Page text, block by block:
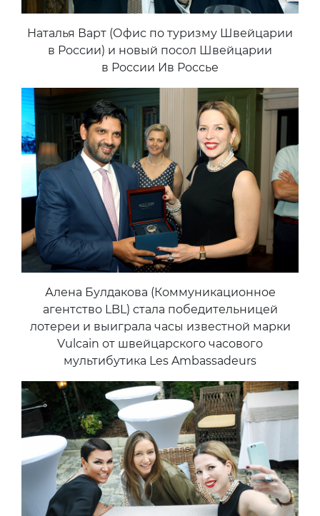
Наталья Варт (Офис по туризму Швейцарии
в России) и новый посол Швейцарии
в России Ив Россье
Алена Булдакова (Коммуникационное
агентство LBL) стала победительницей
лотереи и выиграла часы известной марки
Vulcain от швейцарского часового
мультибутика Les Ambassadeurs